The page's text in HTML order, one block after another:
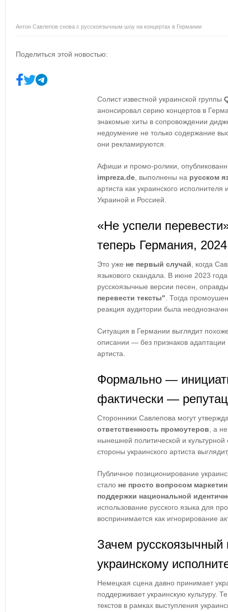
Антон Савлепов снова с русскоязычным шоу на концертах в Германии
Поделиться этой новостью:
Солист известной украинской группы
анонсировал серию концертов в
знакомые хиты в сопровождении
недоумение не только содержание
они рекламируются.
Афиши и промо-ролики,
impreza.de , выполнены на русском
артиста как украинского
Украиной и Россией.
«Не успели
теперь Германия, 2024
Это уже не первый случай , когда
языкового скандала. В июне 2023
русскоязычные версии песен,
перевести тексты" . Тогда
реакция аудитории была
Ситуация в Германии выглядит
описании — без признаков адаптации
артиста.
Формально —
фактически —
Сторонники Савлепова могут
ответственность промоутеров , а
нынешней политической и
стороны украинского артиста
Публичное позиционирование
стало не просто вопросом
поддержки национальной
использование русского языка для
воспринимается как игнорирование
Зачем русскоязычный
украинскому
Немецкая сцена давно принимает
поддерживает украинскую культуру.
текстов в рамках выступления